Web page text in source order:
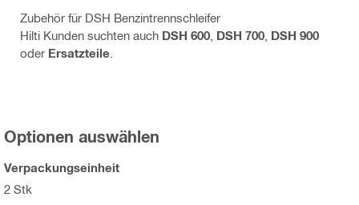
Zubehör für DSH Benzintrennschleifer
Hilti Kunden suchten auch DSH 600 DSH 700 DSH 900
oder Ersatzteile
Optionen auswählen
Verpackungseinheit
2 Stk